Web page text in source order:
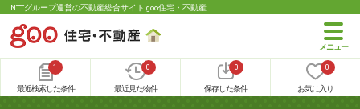
NTTグループ運営の不動産総合サイト goo住宅・不動産
1
最近検索した条件
0
最近見た物件
0
保存した条件
0
お気に入り